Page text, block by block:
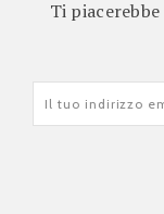
Ti